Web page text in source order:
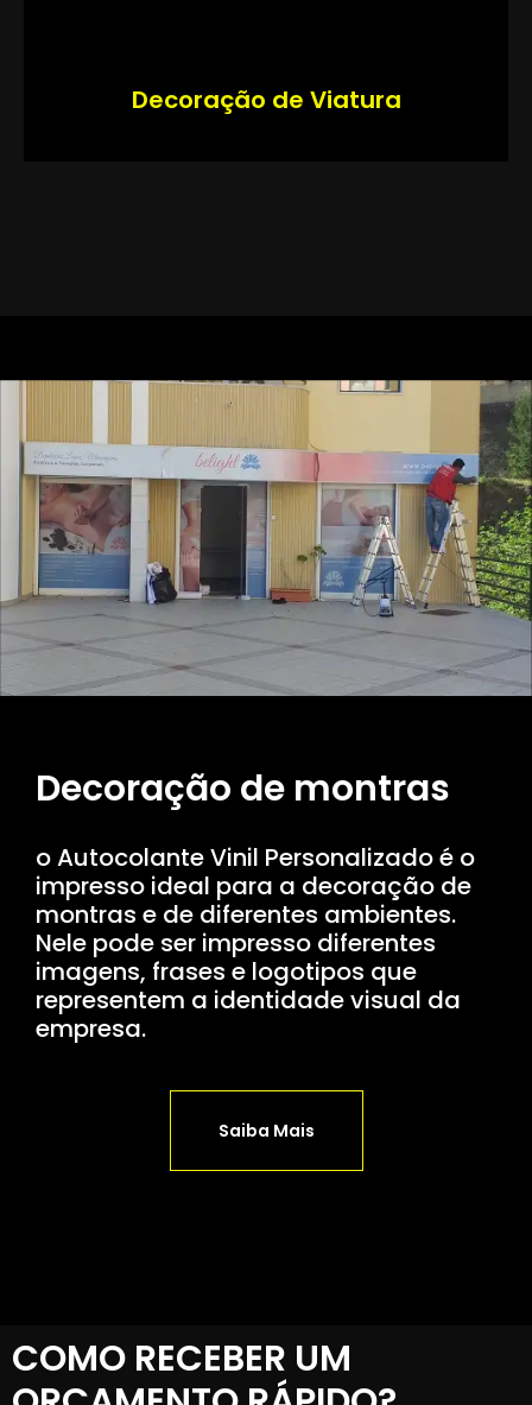
Decoração de Viatura
Decoração de montras
o Autocolante Vinil Personalizado é o
impresso ideal para a decoração de
montras e de diferentes ambientes.
Nele pode ser impresso diferentes
imagens, frases e logotipos que
representem a identidade visual da
empresa.
Saiba Mais
COMO RECEBER UM